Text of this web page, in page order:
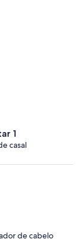
1
casal
de cabelo